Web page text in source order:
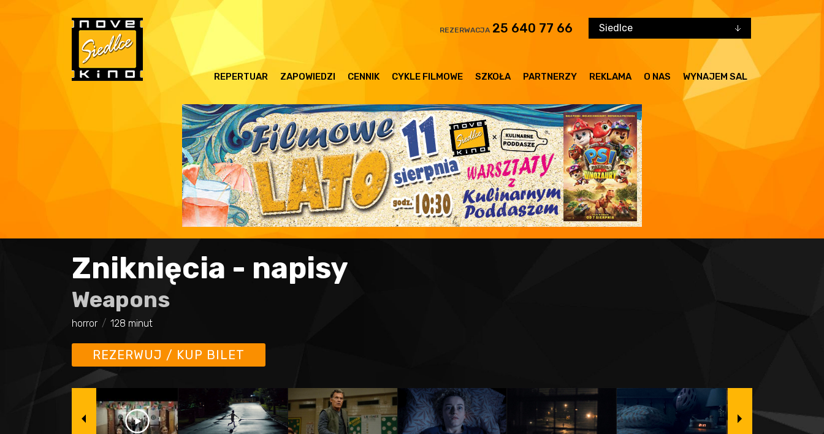
REZERWACJA 25 640 77 66 Siedlce
REPERTUAR ZAPOWIEDZI CENNIK CYKLE FILMOWE SZKOŁA PARTNERZY REKLAMA O NAS WYNAJEM SAL
Zniknięcia - napisy
Weapons
horror 128 minut
REZERWUJ / KUP BILET